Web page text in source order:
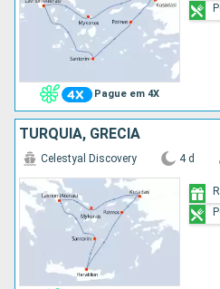
Pague em 4X
TURQUIA, GRÉCIA
Celestyal Discovery 4 d